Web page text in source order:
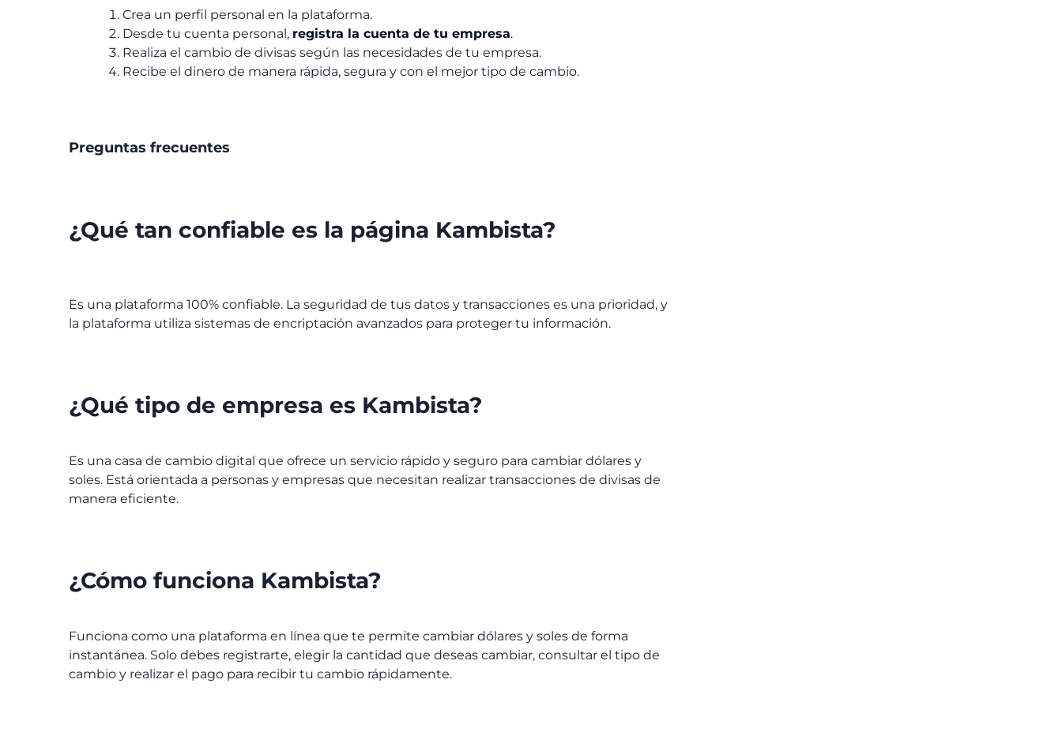
Crea un perfil personal en la plataforma.
Desde tu cuenta personal, registra la cuenta de tu empresa.
Realiza el cambio de divisas según las necesidades de tu empresa.
Recibe el dinero de manera rápida, segura y con el mejor tipo de cambio.
Preguntas frecuentes
¿Qué tan confiable es la página Kambista?
Es una plataforma 100% confiable. La seguridad de tus datos y transacciones es una prioridad, y
la plataforma utiliza sistemas de encriptación avanzados para proteger tu información.
¿Qué tipo de empresa es Kambista?
Es una casa de cambio digital que ofrece un servicio rápido y seguro para cambiar dólares y
soles. Está orientada a personas y empresas que necesitan realizar transacciones de divisas de
manera eficiente.
¿Cómo funciona Kambista?
Funciona como una plataforma en línea que te permite cambiar dólares y soles de forma
instantánea. Solo debes registrarte, elegir la cantidad que deseas cambiar, consultar el tipo de
cambio y realizar el pago para recibir tu cambio rápidamente.